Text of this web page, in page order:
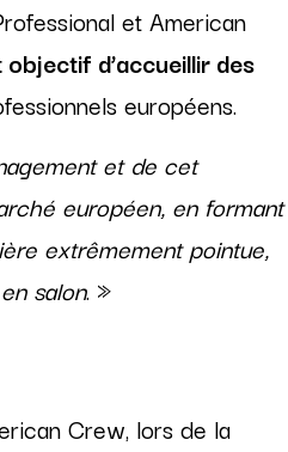
et American
d’accueillir des
européens.
et de cet
européen, en formant
extrêmement pointue,
salon. »
Crew, lors de la